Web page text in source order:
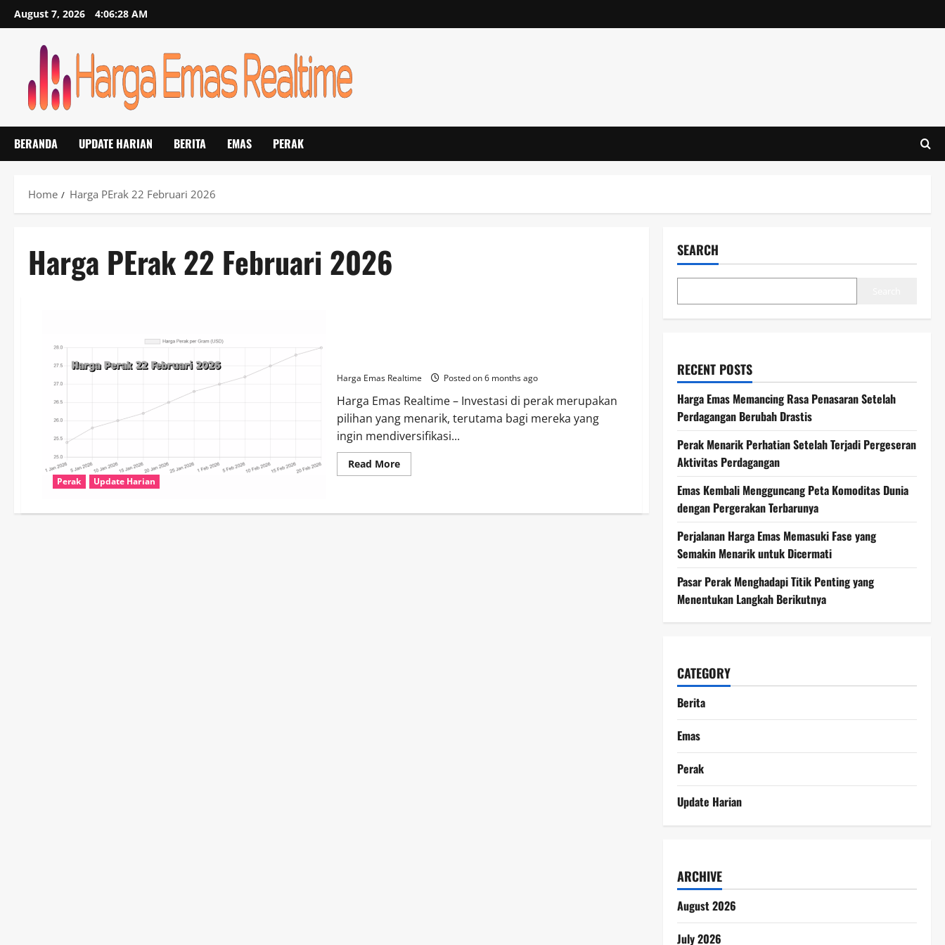
Skip
to
August 7, 2026 4:06:29 AM
BERANDA UPDATE HARIAN BERITA EMAS PERAK
Home Harga PErak 22 Februari 2026
Harga PErak 22 Februari 2026
Perak Update Harian
Harga Emas Realtime Posted on 6 months ago
Harga Emas Realtime – Investasi di perak merupakan
pilihan yang menarik, terutama bagi mereka yang
ingin mendiversifikasi...
Read MoreRead
more
Berinvestasi
SEARCH
RECENT POSTS
Harga Emas Memancing Rasa Penasaran Setelah
Perdagangan Berubah Drastis
Perak Menarik Perhatian Setelah Terjadi Pergeseran
Aktivitas Perdagangan
Emas Kembali Mengguncang Peta Komoditas Dunia
dengan Pergerakan Terbarunya
Perjalanan Harga Emas Memasuki Fase yang
Semakin Menarik untuk Dicermati
Pasar Perak Menghadapi Titik Penting yang
Menentukan Langkah Berikutnya
CATEGORY
Berita
Emas
Perak
Update Harian
ARCHIVE
August 2026
July 2026